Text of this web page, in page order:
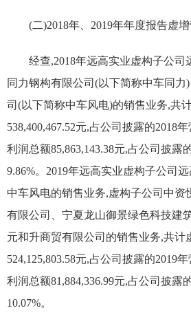
(二)2018年、2019年年度报告虚
经查,2018年远高实业虚构子公司
同力钢构有限公司(以下简称中车同
司(以下简称中车风电)的销售业务,共
538,400,467.52元,占公司披露的2018
利润总额85,863,143.38元,占公司披露
9.86%。2019年远高实业虚构子公司
中车风电的销售业务,虚构子公司中资
有限公司、宁夏龙山御景绿色科技建
元和升商贸有限公司的销售业务,共计
524,125,803.58元,占公司披露的2019
利润总额81,884,336.99元,占公司披露
10.07%。